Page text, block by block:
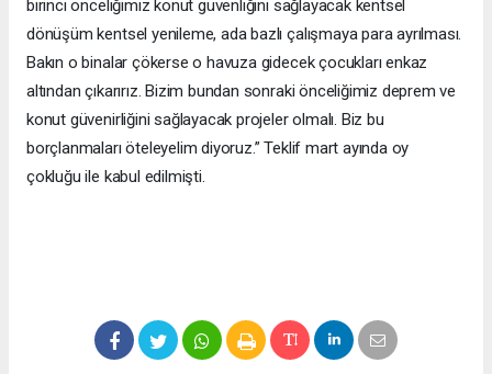
birinci önceliğimiz konut güvenliğini sağlayacak kentsel
dönüşüm kentsel yenileme, ada bazlı çalışmaya para ayrılması.
Bakın o binalar çökerse o havuza gidecek çocukları enkaz
altından çıkarırız. Bizim bundan sonraki önceliğimiz deprem ve
konut güvenirliğini sağlayacak projeler olmalı. Biz bu
borçlanmaları öteleyelim diyoruz.” Teklif mart ayında oy
çokluğu ile kabul edilmişti.